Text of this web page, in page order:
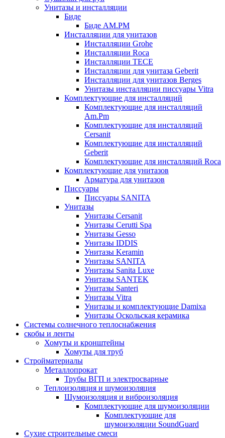
Унитазы и инсталляции
Биде
Биде AM.PM
Инсталляции для унитазов
Инсталляции Grohe
Инсталляции Roca
Инсталляции TECE
Инсталляции для унитаза Geberit
Инсталляции для унитазов Berges
Унитазы инсталляции писсуары Vitra
Комплектующие для инсталляций
Комплектующие для инсталляций
Am.Pm
Комплектующие для инсталляций
Cersanit
Комплектующие для инсталляций
Geberit
Комплектующие для инсталляций Roca
Комплектующие для унитазов
Арматура для унитазов
Писсуары
Писсуары SANITA
Унитазы
Унитазы Cersanit
Унитазы Cerutti Spa
Унитазы Gesso
Унитазы IDDIS
Унитазы Keramin
Унитазы SANITA
Унитазы Sanita Luxe
Унитазы SANTEK
Унитазы Santeri
Унитазы Vitra
Унитазы и комплектующие Damixa
Унитазы Оскольская керамика
Системы солнечного теплоснабжения
скобы и ленты
Хомуты и кронштейны
Хомуты для труб
Стройматериалы
Металлопрокат
Трубы ВГП и электросварные
Теплоизоляция и шумоизоляция
Шумоизоляция и виброизоляция
Комплектующие для шумоизоляции
Комплектующие для
шумоизоляции SoundGuard
Сухие строительные смеси